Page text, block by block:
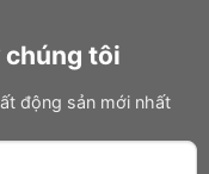
tôi
động sản mới nhất